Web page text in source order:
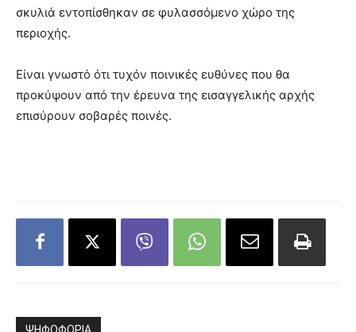
σκυλιά εντοπίσθηκαν σε φυλασσόμενο χώρο της
περιοχής.
Είναι γνωστό ότι τυχόν ποινικές ευθύνες που θα
προκύψουν από την έρευνα της εισαγγελικής αρχής
επισύρουν σοβαρές ποινές.